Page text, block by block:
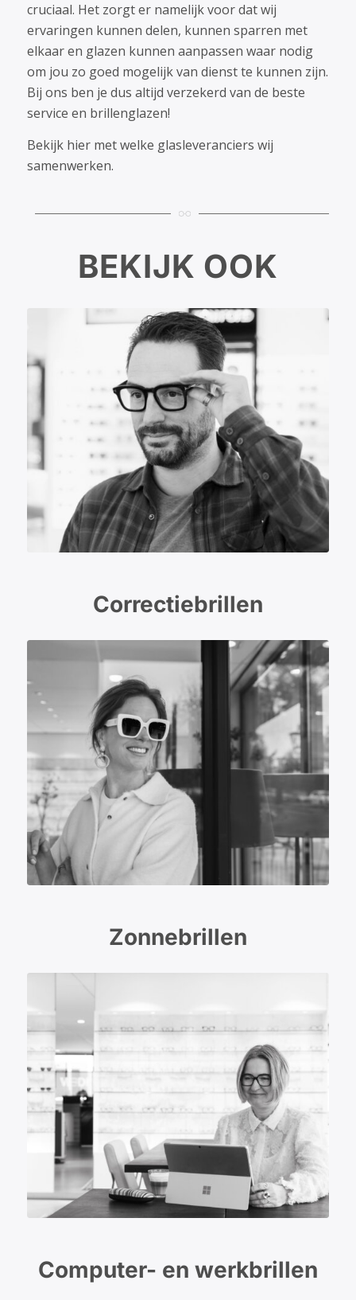
cruciaal. Het zorgt er namelijk voor dat wij
ervaringen kunnen delen, kunnen sparren met
elkaar en glazen kunnen aanpassen waar nodig
om jou zo goed mogelijk van dienst te kunnen zijn.
Bij ons ben je dus altijd verzekerd van de beste
service en brillenglazen!
Bekijk hier met welke glasleveranciers wij
samenwerken.
BEKIJK OOK
Correctiebrillen
Zonnebrillen
Computer- en werkbrillen